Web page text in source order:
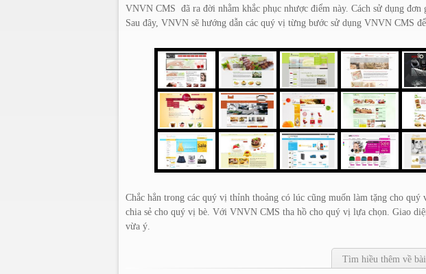
VNVN CMS đã ra đời nhằm khắc phục nhược điểm này. Cách sử dụng
Sau đây, VNVN sẽ hướng dẫn các quý vị từng bước sử dụng VNVN CMS
Chắc hẳn trong các quý vị thỉnh thoảng có lúc cũng muốn làm tặng cho
chia sẻ cho quý vị bè. Với VNVN CMS tha hồ cho quý vị lựa chọn. Giao
vừa ý.
Tìm hiều thêm về